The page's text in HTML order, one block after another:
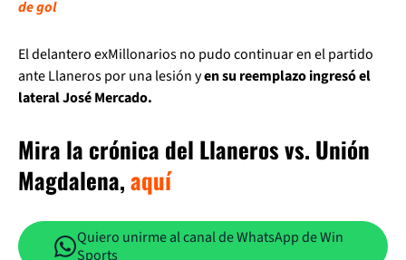
de gol
El delantero exMillonarios no pudo continuar en el partido
ante Llaneros por una lesión yen su reemplazo ingresó el
lateral José Mercado.
Mira la crónica del Llaneros vs. Unión
Magdalena,aquí
Quiero unirme al canal de WhatsApp de Win
Sports